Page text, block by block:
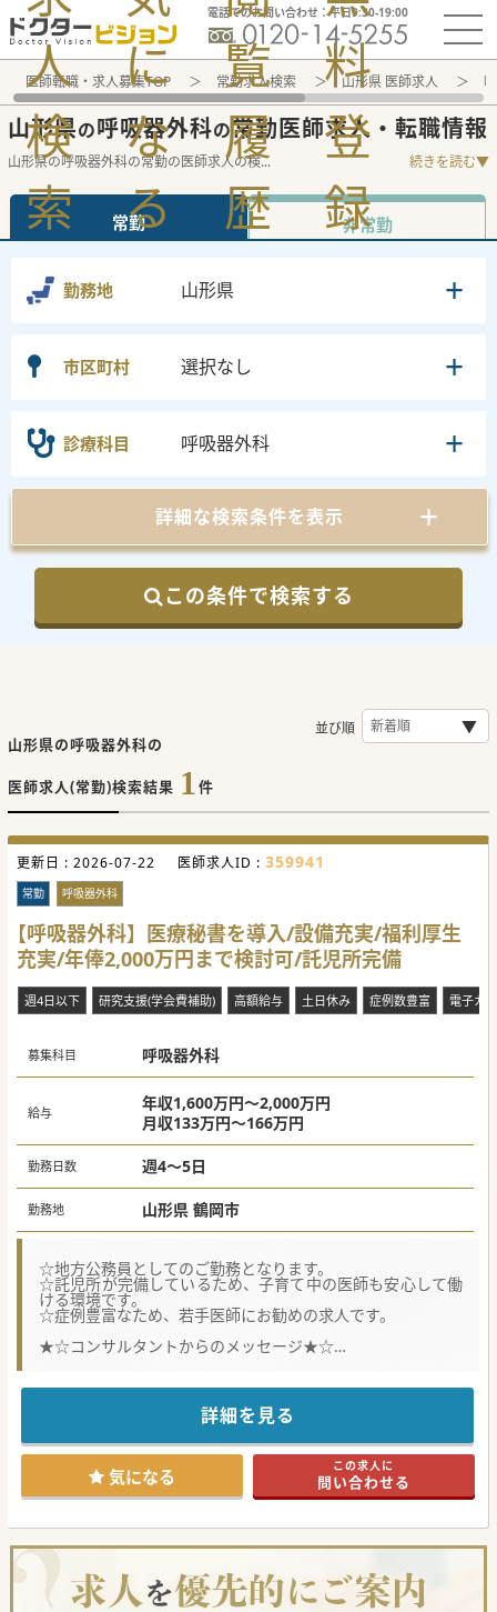
電話でのお問い合わせ：平日9:30-19:00
人
検
索
に
な
る
覧
履
歴
料
登
録
医師転職・求人募集TOP 常勤求人検索 山形県 医師求人
山形県の呼吸器外科の常勤医師求人・転職情報
山形県の呼吸器外科の常勤の医師求人の検... 続きを読む▼
常勤 非常勤
勤務地 山形県
市区町村 選択なし
診療科目 呼吸器外科
詳細な検索条件を表示
この条件で検索する
山形県の呼吸器外科の
医師求人(常勤)検索結果 1件
並び順
更新日 : 2026-07-22 医師求人ID : 359941
常勤 呼吸器外科
【呼吸器外科】医療秘書を導入/設備充実/福利厚生
充実/年俸2,000万円まで検討可/託児所完備
週4日以下 研究支援(学会費補助) 高額給与 土日休み 症例数豊富 電子カ
募集科目 呼吸器外科
給与
年収1,600万円～2,000万円
月収133万円～166万円
勤務日数 週4～5日
勤務地 山形県 鶴岡市
☆地方公務員としてのご勤務となります。
☆託児所が完備しているため、子育て中の医師も安心して働
ける環境です。
☆症例豊富なため、若手医師にお勧めの求人です。
★☆コンサルタントからのメッセージ★☆
創立100周年を迎えた歴史と伝統のある病院で、各科目の常
医師公舎(3LDK)も完備しております!!
様々な症例を積むことが出来ますので、スキルアップしたい
#秋入職可
詳細を見る
気になる この求人に
問い合わせる